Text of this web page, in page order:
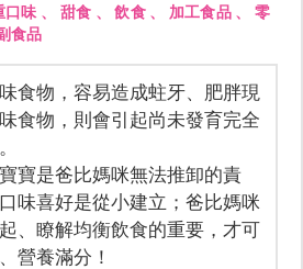
口味 、 甜食 、飲食、 加工食品 、零
食品
食物，容易造成蛀牙、肥胖現
食物，則會引起尚未發育完全
寶是爸比媽咪無法推卸的責
味喜好是從小建立；爸比媽咪
、瞭解均衡飲食的重要，才可
營養滿分！